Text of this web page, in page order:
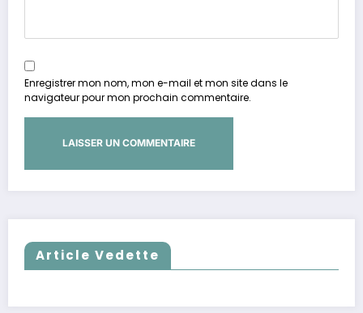
Enregistrer mon nom, mon e-mail et mon site dans le
navigateur pour mon prochain commentaire.
Article Vedette